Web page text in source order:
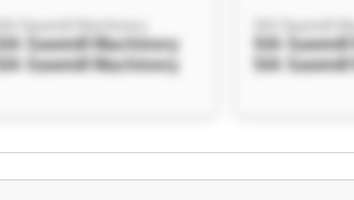
SIA Sawmill Machinery
SIA Sawmill Machinery
SIA
SIA